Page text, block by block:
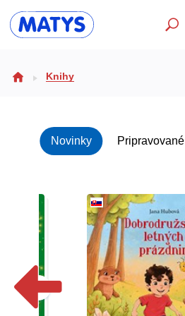
Doplnkový sortiment
Poézia
Populárno - náučné pre deti
Predškoláci
Výchova a pedagogika
Knihy
Novinky Pripravované